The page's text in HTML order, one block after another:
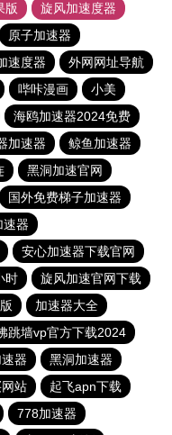
版
旋风加速度器
原子加速器
速度器
外网网址导航
哔咔漫画
小美
海鸥加速器2024免费
加速器
鲸鱼加速器
黑洞加速官网
国外免费梯子加速器
速器
安心加速器下载官网
时
旋风加速官网下载
加速器大全
跳墙vp官方下载2024
器
黑洞加速器
站
起飞apn下载
778加速器